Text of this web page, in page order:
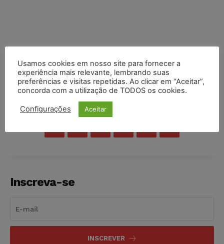
COMPARTILHE
Inscreva-se
INSCREVER
Usamos cookies em nosso site para fornecer a
experiência mais relevante, lembrando suas
preferências e visitas repetidas. Ao clicar em “Aceitar”,
concorda com a utilização de TODOS os cookies.
Configurações Aceitar